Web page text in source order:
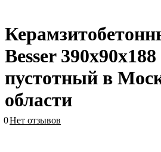
Besser 390х90х188
пустотный в
области
0Нет отзывов